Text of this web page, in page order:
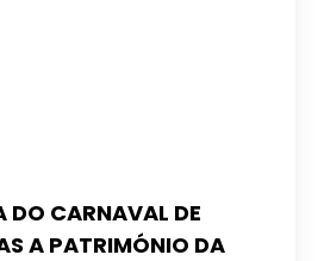
DO CARNAVAL DE
A PATRIMÓNIO DA